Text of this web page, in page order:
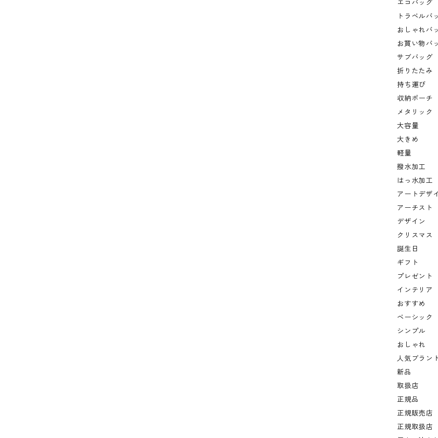
エコバッグ
トラベルバ
おしゃれバ
お買い物バ
サブバッグ
折りたたみ
持ち運び
収納ポーチ
メタリック
大容量
大きめ
軽量
撥水加工
はっ水加工
アートデザ
アーチスト
デザイン
クリスマス
誕生日
ギフト
プレゼント
インテリア
おすすめ
ベーシック
シンプル
おしゃれ
人気ブラン
新品
取扱店
正規品
正規販売店
正規取扱店